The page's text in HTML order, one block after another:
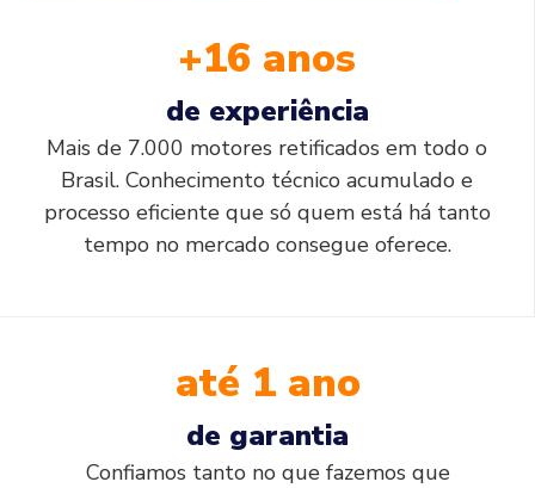
+16 anos
de experiência
Mais de 7.000 motores retificados em todo o
Brasil. Conhecimento técnico acumulado e
processo eficiente que só quem está há tanto
tempo no mercado consegue oferece.
até 1 ano
de garantia
Confiamos tanto no que fazemos que